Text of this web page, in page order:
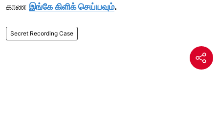
காண இங்கே கிளிக் செய்யவும்.
Secret Recording Case